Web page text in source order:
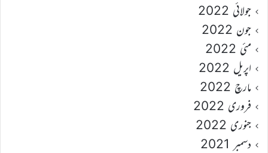
جولائی 2022
جون 2022
مئی 2022
اپریل 2022
مارچ 2022
فروری 2022
جنوری 2022
دسمبر 2021